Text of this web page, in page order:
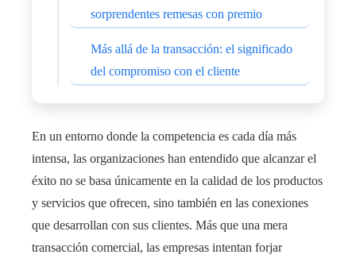
sorprendentes remesas con premio
Más allá de la transacción: el significado
del compromiso con el cliente
En un entorno donde la competencia es cada día más
intensa, las organizaciones han entendido que alcanzar el
éxito no se basa únicamente en la calidad de los productos
y servicios que ofrecen, sino también en las conexiones
que desarrollan con sus clientes. Más que una mera
transacción comercial, las empresas intentan forjar